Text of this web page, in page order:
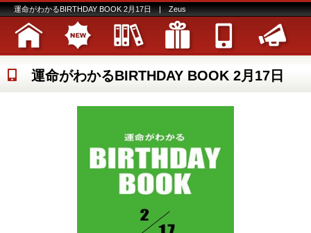
運命がわかるBIRTHDAY BOOK 2月17日 | Zeus
運命がわかるBIRTHDAY BOOK 2月17日